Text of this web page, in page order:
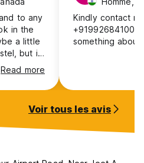
to any
in the
a little
but it
the
that is
this is
price
is
be in
Read more
Kindly contact
+919926841001
something about
Voir tous les avis